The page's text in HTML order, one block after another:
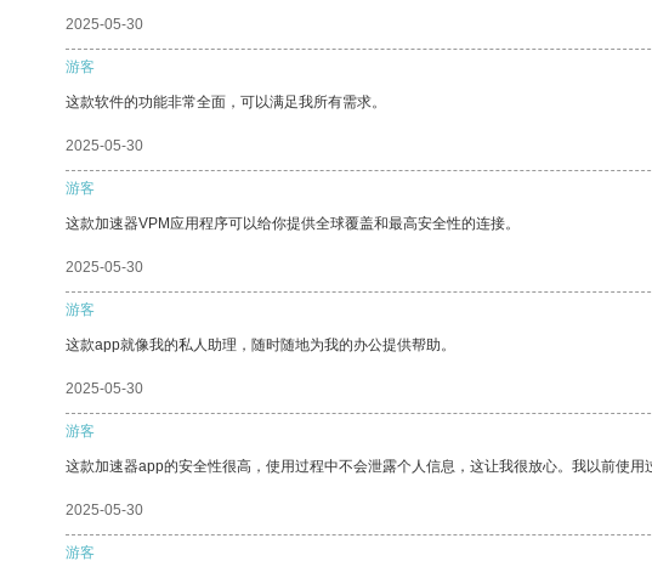
2025-05-30
游客
这款软件的功能非常全面，可以满足我所有需求。
2025-05-30
游客
这款加速器VPM应用程序可以给你提供全球覆盖和最高安全性的连接。
2025-05-30
游客
这款app就像我的私人助理，随时随地为我的办公提供帮助。
2025-05-30
游客
这款加速器app的安全性很高，使用过程中不会泄露个人信息，这让我很放心。我以前使
2025-05-30
游客